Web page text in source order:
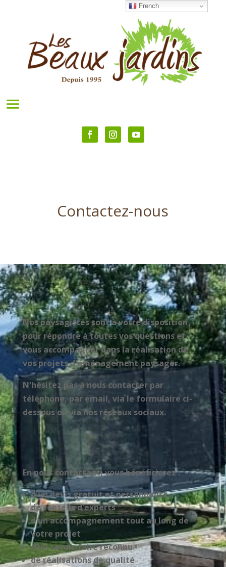
Contactez-nous
Nos paysagistes sont à votre disposition
pour répondre à toutes vos questions et
vous accompagner dans la réalisation de
vos projets d'aménagement paysager.
N'hésitez pas à nous contacter par
téléphone, par email, via le formulaire ci-
dessous ou via nos réseaux sociaux.
En nous contactant, vous bénéficierez :
d'un devis gratuit et personnalisé
de conseils d'experts
d'un accompagnement tout au long de
votre projet
d'un savoir-faire reconnu
de réalisations de qualité
French